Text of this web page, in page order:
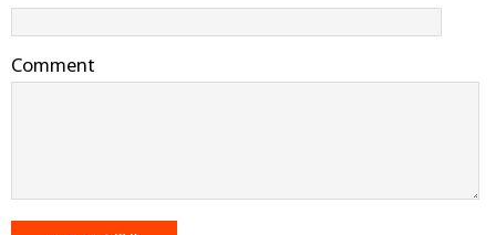
Comment